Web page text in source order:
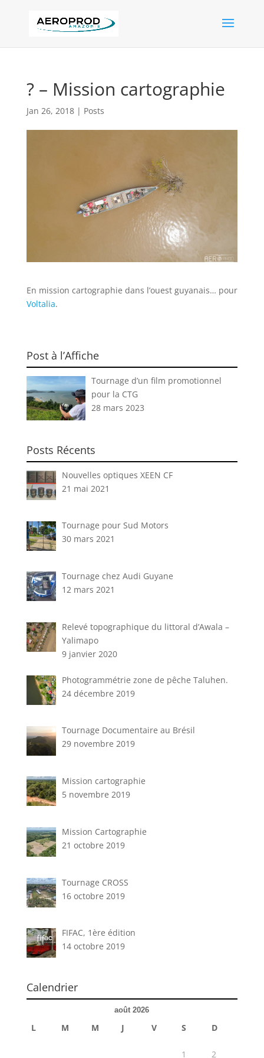
? – Mission cartographie
Jan 26, 2018| Posts
En mission cartographie dans l’ouest guyanais… pour
Voltalia.
Post à l’Affiche
Tournage d’un film promotionnel
pour la CTG
28 mars 2023
Posts Récents
Nouvelles optiques XEEN CF
21 mai 2021
Tournage pour Sud Motors
30 mars 2021
Tournage chez Audi Guyane
12 mars 2021
Relevé topographique du littoral d’Awala –
Yalimapo
9 janvier 2020
Photogrammétrie zone de pêche Taluhen.
24 décembre 2019
Tournage Documentaire au Brésil
29 novembre 2019
Mission cartographie
5 novembre 2019
Mission Cartographie
21 octobre 2019
Tournage CROSS
16 octobre 2019
FIFAC, 1ère édition
14 octobre 2019
Calendrier
août 2026
L M M J V S D
1 2